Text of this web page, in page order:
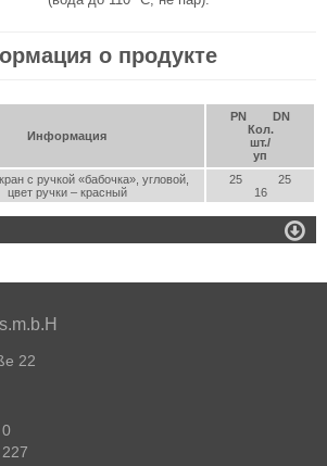
о продукте
Информация
PN
DN
Кол.
шт./
уп
с ручкой «бабочка», угловой,
цвет ручки – красный
25
25
16

22